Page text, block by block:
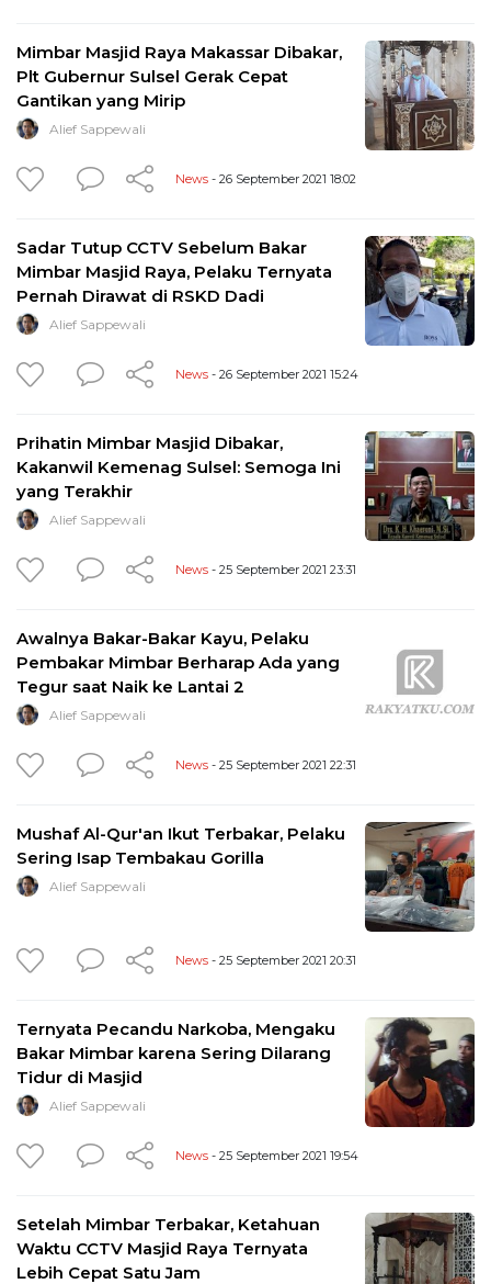
Mimbar Masjid Raya Makassar Dibakar,
Plt Gubernur Sulsel Gerak Cepat
Gantikan yang Mirip
Alief Sappewali
News - 26 September 2021 18:02
Sadar Tutup CCTV Sebelum Bakar
Mimbar Masjid Raya, Pelaku Ternyata
Pernah Dirawat di RSKD Dadi
Alief Sappewali
News - 26 September 2021 15:24
Prihatin Mimbar Masjid Dibakar,
Kakanwil Kemenag Sulsel: Semoga Ini
yang Terakhir
Alief Sappewali
News - 25 September 2021 23:31
Awalnya Bakar-Bakar Kayu, Pelaku
Pembakar Mimbar Berharap Ada yang
Tegur saat Naik ke Lantai 2
Alief Sappewali
News - 25 September 2021 22:31
Mushaf Al-Qur'an Ikut Terbakar, Pelaku
Sering Isap Tembakau Gorilla
Alief Sappewali
News - 25 September 2021 20:31
Ternyata Pecandu Narkoba, Mengaku
Bakar Mimbar karena Sering Dilarang
Tidur di Masjid
Alief Sappewali
News - 25 September 2021 19:54
Setelah Mimbar Terbakar, Ketahuan
Waktu CCTV Masjid Raya Ternyata
Lebih Cepat Satu Jam